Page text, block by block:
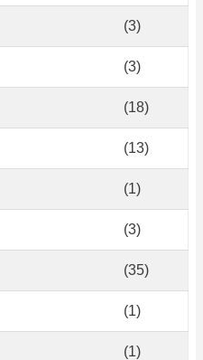
(3)
(3)
(18)
(13)
(1)
(3)
(35)
(1)
(1)